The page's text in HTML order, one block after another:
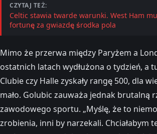
CZYTAJ TEŻ:
Celtic stawia twarde warunki. West Ham
fortunę za gwiazdę środka pola
Mimo że przerwa między Paryżem a
ostatnich latach wydłużona o tydzień, a
Clubie czy Halle zyskały rangę 500, dla
mało. Golubic zauważa jednak brutalną
zawodowego sportu. „Myślę, że to
zrobienia, inni by narzekali. Chciałabym